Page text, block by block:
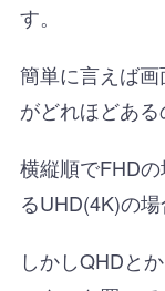
す。
簡単に言えば
がどれほどある
横縦順でFHD
るUHD(4K)の
しかしQHDと